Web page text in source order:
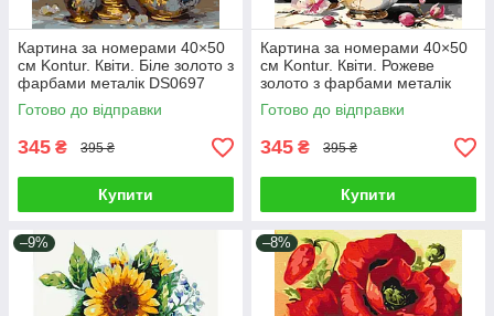
Картина за номерами 40×50
см Kontur. Квіти. Біле золото з
фарбами металік DS0697
Готово до відправки
345 ₴ 395 ₴
Купити
Картина за номерами 40×50
см Kontur. Квіти. Рожеве
золото з фарбами металік
DS0688
Готово до відправки
345 ₴ 395 ₴
Купити
–9% –8%